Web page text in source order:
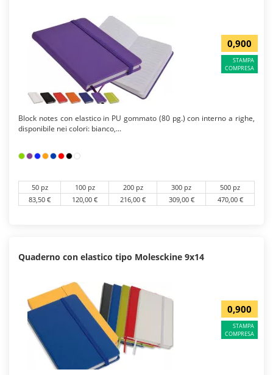
0,900
STAMPA
COMPRESA
Block notes con elastico in PU gommato (80 pg.) con interno a righe,
disponibile nei colori: bianco,...
50 pz 100 pz 200 pz 300 pz
500 pz
83,50 €
120,00 € 216,00 € 309,00 € 470,00 €
Quaderno con elastico tipo Molesckine 9x14
0,900
STAMPA
COMPRESA